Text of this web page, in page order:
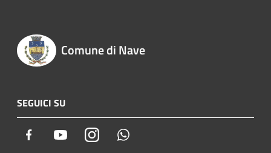
Comune di Nave
SEGUICI SU
Facebook YoutubeInstagram